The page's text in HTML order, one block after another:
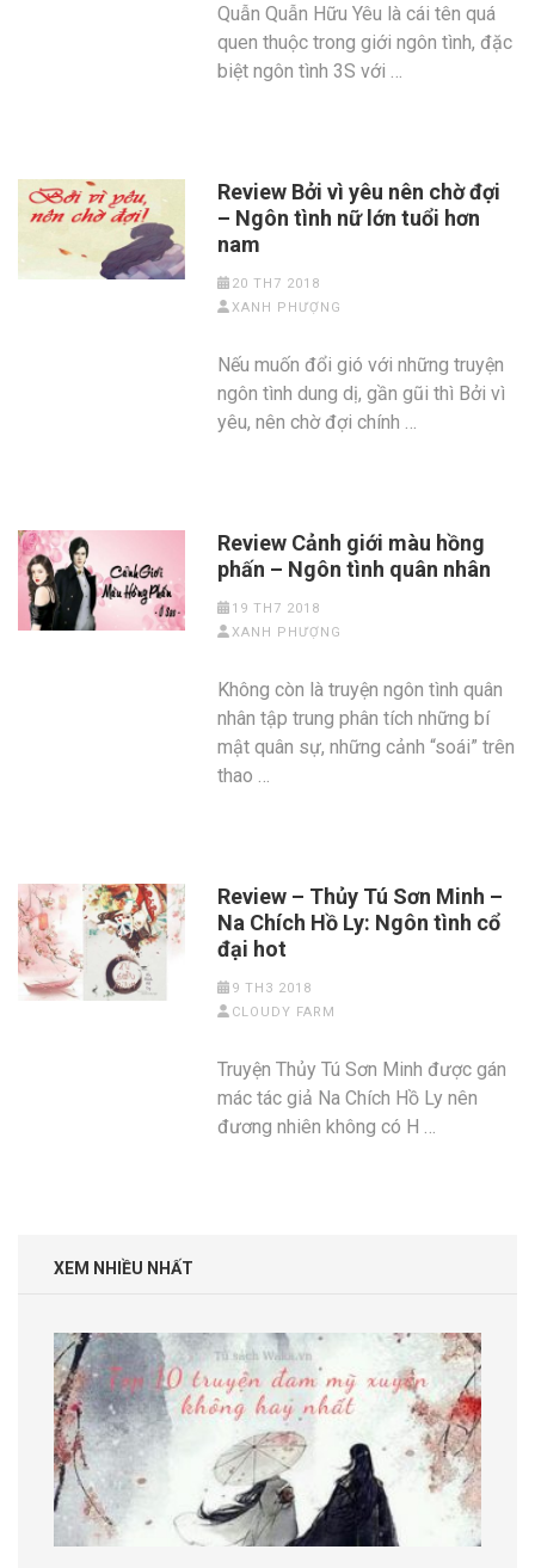
Quẫn Quẫn Hữu Yêu là cái tên quá
quen thuộc trong giới ngôn tình, đặc
biệt ngôn tình 3S với …
Review Bởi vì yêu nên chờ đợi
– Ngôn tình nữ lớn tuổi hơn
nam
20 TH7 2018
XANH PHƯỢNG
Nếu muốn đổi gió với những truyện
ngôn tình dung dị, gần gũi thì Bởi vì
yêu, nên chờ đợi chính …
Review Cảnh giới màu hồng
phấn – Ngôn tình quân nhân
19 TH7 2018
XANH PHƯỢNG
Không còn là truyện ngôn tình quân
nhân tập trung phân tích những bí
mật quân sự, những cảnh “soái” trên
thao …
Review – Thủy Tú Sơn Minh –
Na Chích Hồ Ly: Ngôn tình cổ
đại hot
9 TH3 2018
CLOUDY FARM
Truyện Thủy Tú Sơn Minh được gán
mác tác giả Na Chích Hồ Ly nên
đương nhiên không có H …
XEM NHIỀU NHẤT